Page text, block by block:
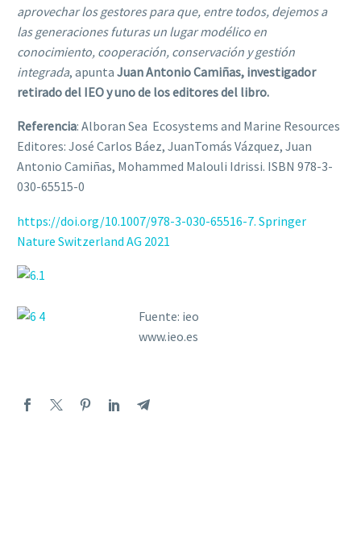
aprovechar los gestores para que, entre todos, dejemos a
las generaciones futuras un lugar modélico en
conocimiento, cooperación, conservación y gestión
integrada, apunta Juan Antonio Camiñas, investigador
retirado del IEO y uno de los editores del libro.
Referencia: Alboran Sea  Ecosystems and Marine Resources
Editores: José Carlos Báez, JuanTomás Vázquez, Juan
Antonio Camiñas, Mohammed Malouli Idrissi. ISBN 978-3-
030-65515-0
https://doi.org/10.1007/978-3-030-65516-7. Springer
Nature Switzerland AG 2021
Fuente: ieo
www.ieo.es